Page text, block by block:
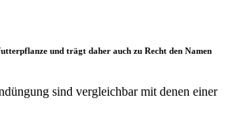
und trägt daher auch zu Recht den Namen
sind vergleichbar mit denen einer